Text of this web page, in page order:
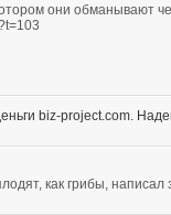
они обманывают
biz-project.com.
как грибы,